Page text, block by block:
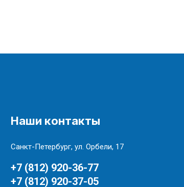
Наши контакты
Санкт-Петербург, ул. Орбели, 17
+7 (812) 920-36-77
+7 (812) 920-37-05